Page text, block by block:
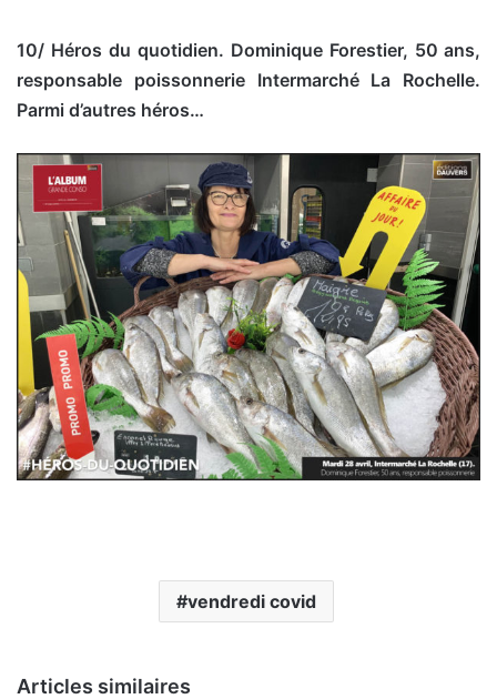
10/ Héros du quotidien. Dominique Forestier, 50 ans,
responsable poissonnerie Intermarché La Rochelle.
Parmi d’autres héros…
vendredi covid
Articles similaires